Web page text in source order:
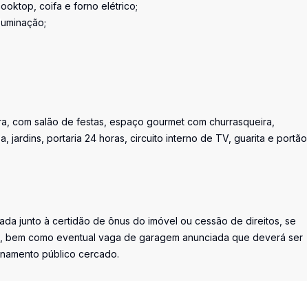
coifa e forno elétrico;
com salão de festas, espaço gourmet com churrasqueira,
jardins, portaria 24 horas, circuito interno de TV, guarita e portão
junto à certidão de ônus do imóvel ou cessão de direitos, se
como eventual vaga de garagem anunciada que deverá ser
público cercado.